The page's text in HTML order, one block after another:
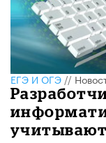
ЕГЭ И ОГЭ//